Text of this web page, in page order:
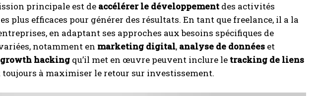
principale est de accélérer le développement des activités
plus efficaces pour générer des résultats. En tant que freelance, il a la
en adaptant ses approches aux besoins spécifiques de
notamment en marketing digital, analyse de données et
hacking qu’il met en œuvre peuvent inclure le tracking de liens
à maximiser le retour sur investissement.